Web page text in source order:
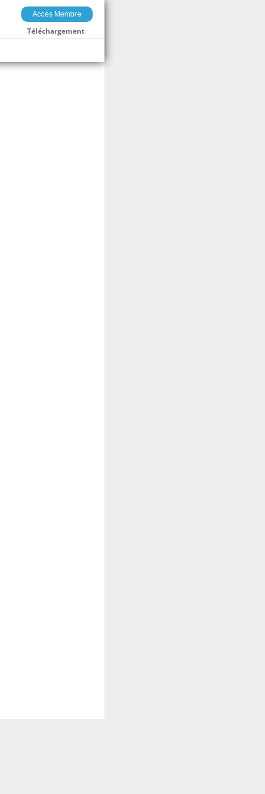
Accès Membre
Téléchargement